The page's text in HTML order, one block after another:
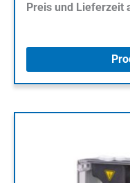
Preis und Lieferzeit